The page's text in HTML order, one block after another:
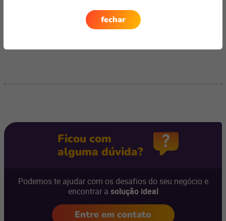
Quer saber como a Linx pode ajudar o seu negócio?
Ficou com
alguma dúvida?
Podemos te ajudar com os desafios do seu negócio e
encontrar a solução ideal
Entre em contato
fechar